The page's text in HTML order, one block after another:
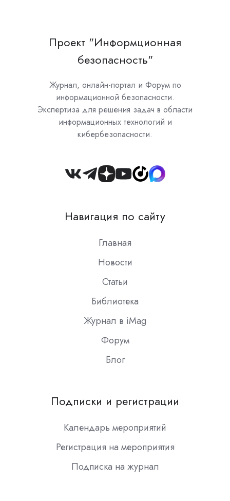
Проект "Информционная
безопасность"
Журнал, онлайн-портал и Форум по
информационной безопасности.
Экспертиза для решения задач в области
информационных технологий и
кибербезопасности.
Join
Slack
Навигация по сайту
Главная
Новости
Статьи
Библиотека
Журнал в iMag
Форум
Блог
Подписки и регистрации
Календарь мероприятий
Регистрация на мероприятия
Подписка на журнал